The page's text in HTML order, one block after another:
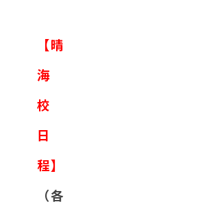
【晴
海
校
⽇
程】
（各